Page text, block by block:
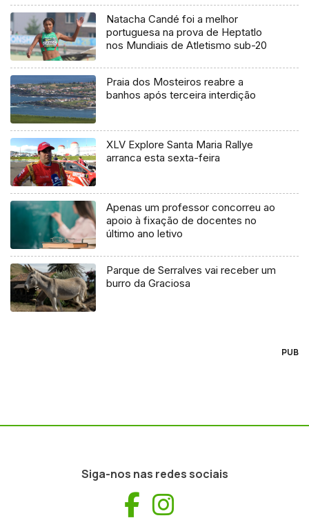
Natacha Candé foi a melhor
portuguesa na prova de Heptatlo
nos Mundiais de Atletismo sub-20
Praia dos Mosteiros reabre a
banhos após terceira interdição
XLV Explore Santa Maria Rallye
arranca esta sexta-feira
Apenas um professor concorreu ao
apoio à fixação de docentes no
último ano letivo
Parque de Serralves vai receber um
burro da Graciosa
PUB
Siga-nos nas redes sociais
Facebook